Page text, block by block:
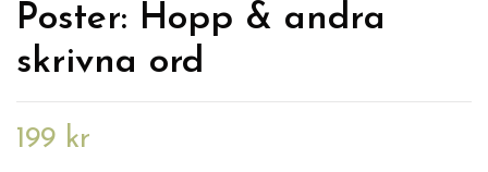
Poster: Hopp & andra
skrivna ord
199 kr